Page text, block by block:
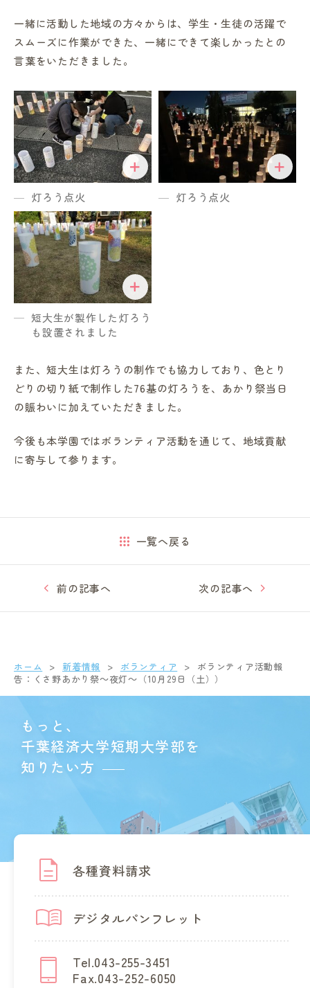
一緒に活動した地域の方々からは、学生・生徒の活躍で
スムーズに作業ができた、一緒にできて楽しかったとの
言葉をいただきました。
灯ろう点火 灯ろう点火
短大生が製作した灯ろう
も設置されました
また、短大生は灯ろうの制作でも協力しており、色とり
どりの切り紙で制作した76基の灯ろうを、あかり祭当日
の賑わいに加えていただきました。
今後も本学園ではボランティア活動を通じて、地域貢献
に寄与して参ります。
前の記事へ
一覧へ戻る
次の記事へ
ホーム 新着情報 ボランティア
ボランティア活動報
告：くさ野あかり祭～夜灯～（10月29日（土））
もっと、
千葉経済大学短期大学部を
知りたい方
各種資料請求
デジタルパンフレット
Tel.043-255-3451
Fax.043-252-6050